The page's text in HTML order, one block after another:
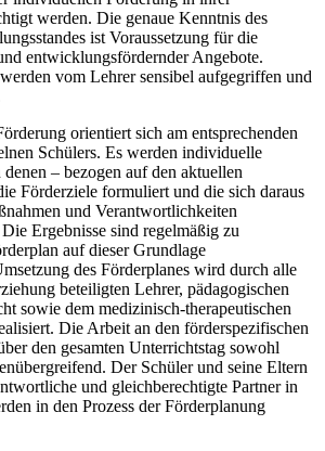
werden. Die genaue Kenntnis des
ist Voraussetzung für die
entwicklungsfördernder Angebote.
vom Lehrer sensibel aufgegriffen und
orientiert sich am entsprechenden
Schülers. Es werden individuelle
– bezogen auf den aktuellen
Förderziele formuliert und die sich daraus
und Verantwortlichkeiten
Ergebnisse sind regelmäßig zu
auf dieser Grundlage
des Förderplanes wird durch alle
beteiligten Lehrer, pädagogischen
sowie dem medizinisch-therapeutischen
Die Arbeit an den förderspezifischen
den gesamten Unterrichtstag sowohl
Der Schüler und seine Eltern
und gleichberechtigte Partner in
in den Prozess der Förderplanung